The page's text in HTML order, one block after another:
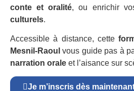
conte et oralité, ou enrichir
culturels.
Accessible à distance, cette
Mesnil-Raoul vous guide pas à
narration orale et l’aisance sur
Je m’inscris dès